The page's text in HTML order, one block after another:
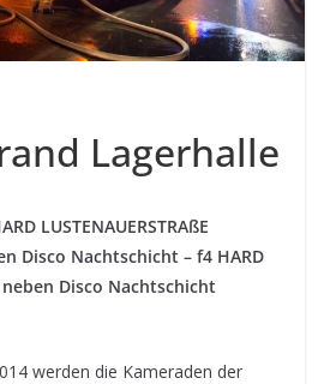
Lagerhalle
LUSTENAUERSTRAßE
Disco Nachtschicht – f4 HARD
neben Disco Nachtschicht
werden die Kameraden der